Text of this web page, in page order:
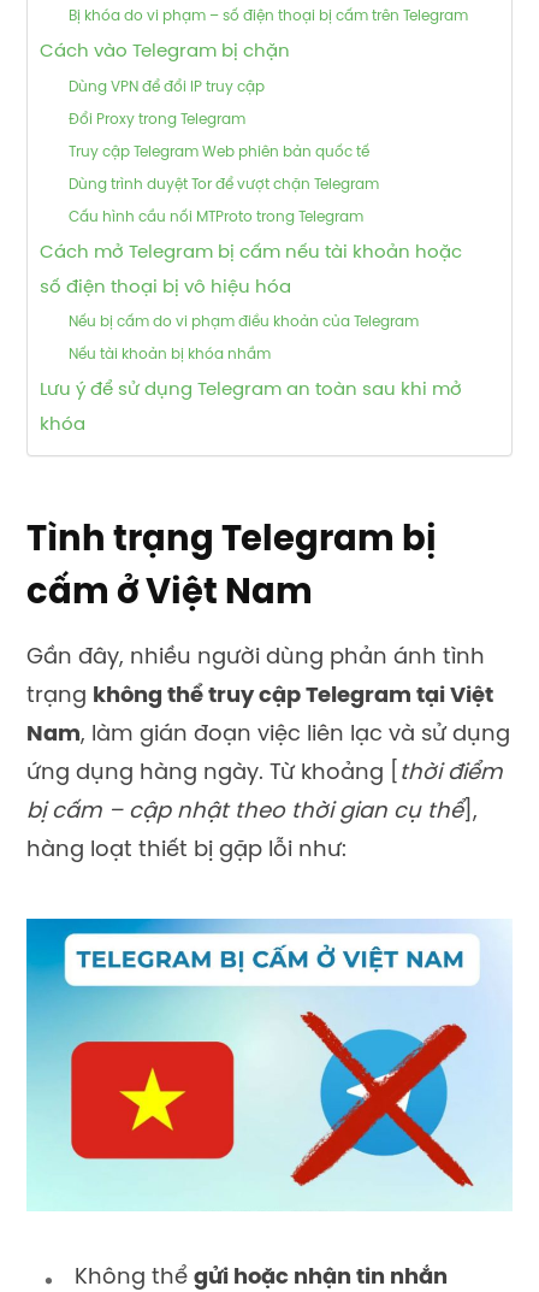
Bị khóa do vi phạm – số điện thoại bị cấm trên Telegram
Cách vào Telegram bị chặn
Dùng VPN để đổi IP truy cập
Đổi Proxy trong Telegram
Truy cập Telegram Web phiên bản quốc tế
Dùng trình duyệt Tor để vượt chặn Telegram
Cấu hình cầu nối MTProto trong Telegram
Cách mở Telegram bị cấm nếu tài khoản hoặc
số điện thoại bị vô hiệu hóa
Nếu bị cấm do vi phạm điều khoản của Telegram
Nếu tài khoản bị khóa nhầm
Lưu ý để sử dụng Telegram an toàn sau khi mở
khóa
Tình trạng Telegram bị
cấm ở Việt Nam
Gần đây, nhiều người dùng phản ánh tình
trạng không thể truy cập Telegram tại Việt
Nam, làm gián đoạn việc liên lạc và sử dụng
ứng dụng hàng ngày. Từ khoảng [
thời điểm
bị cấm – cập nhật theo thời gian cụ thể],
hàng loạt thiết bị gặp lỗi như:
Không thể gửi hoặc nhận tin nhắn